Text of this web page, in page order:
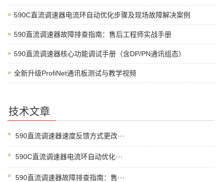
590C直流调速器电流环自动优化步骤及现场故障解决案例
590直流调速器故障排查指南：售后工程师实战手册
590直流调速器核心功能调试手册（含DP/PN通讯组态）
全新升级ProfiNet通讯板测试与教学视频
技术文章
590直流调速器速度反馈方式更改···
590C直流调速器电流环自动优化···
590直流调速器故障排查指南：售···